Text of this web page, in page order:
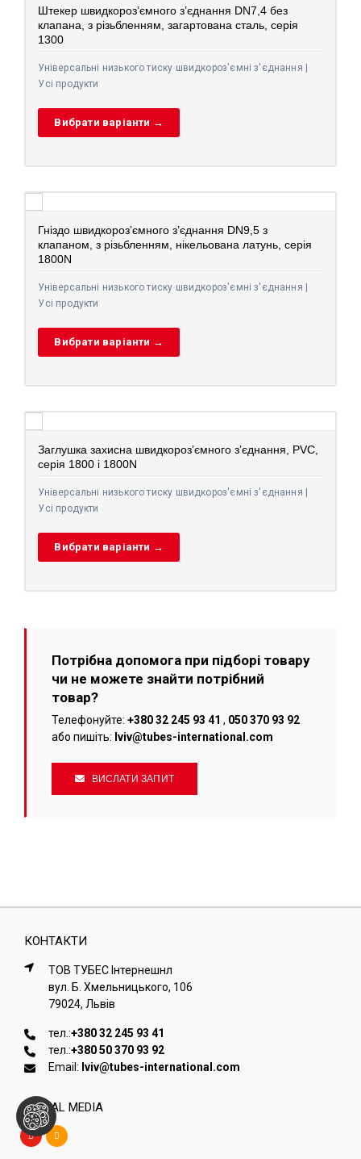
Штекер швидкороз’ємного з’єднання DN7,4 без
клапана, з різьбленням, загартована сталь, серія
1300
Універсальні низького тиску швидкороз'ємні з'єднання |
Усі продукти
Вибрати варіанти →
Гніздо швидкороз’ємного з’єднання DN9,5 з
клапаном, з різьбленням, нікельована латунь, серія
1800N
Універсальні низького тиску швидкороз'ємні з'єднання |
Усі продукти
Вибрати варіанти →
Заглушка захисна швидкороз’ємного з’єднання, PVC,
серія 1800 і 1800N
Універсальні низького тиску швидкороз'ємні з'єднання |
Усі продукти
Вибрати варіанти →
Потрібна допомога при підборі товару
чи не можете знайти потрібний
товар?
Телефонуйте: +380 32 245 93 41 , 050 370 93 92
або пишіть: lviv@tubes-international.com
ВИСЛАТИ ЗАПИТ
КОНТАКТИ
ТОВ ТУБЕС Iнтернешнл
вул. Б. Хмельницького, 106
79024, Львiв
тел.:+380 32 245 93 41
тел.:+380 50 370 93 92
Email: lviv@tubes-international.com
SOCIAL MEDIA